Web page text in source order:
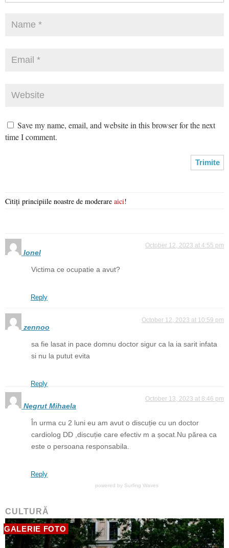
Save my name, email, and website in this browser for the next
time I comment.
Citiți principiile noastre de moderare aici!
Ionel
October 12, 2023 at 4:55 pm
Victima ce ocupatie a avut?
Reply
zennoo
October 12, 2023 at 10:59 pm
sa fie lasat in pace domnu doctor sigur ca la ia sarit infata
si nu la putut evita
Reply
Negrut Mihaela
October 13, 2023 at 8:46 pm
În urma cu 2 luni eu am avut o discuție cu un doctor
cardiolog DD ,discuție care efectiv m a șocat.Nu părea ca
este o persoana responsabila.
Reply
powered by Surfing Waves
CULTURĂ
GALERIE FOTO